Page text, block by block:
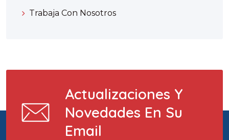
Trabaja Con Nosotros
Actualizaciones Y
Novedades En Su
Email